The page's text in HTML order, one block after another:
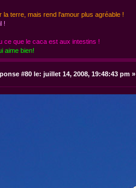
terre, mais rend l'amour plus agréable !
!
ce que le caca est aux intestins !
aime bien!
#80 le: juillet 14, 2008, 19:48:43 pm »